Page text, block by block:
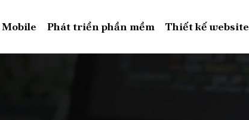
Phát triển phần mềm Thiết kế website